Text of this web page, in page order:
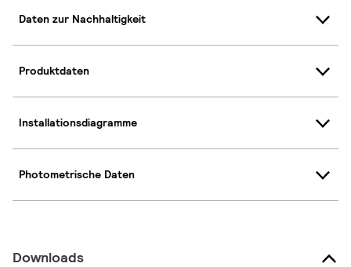
Daten zur Nachhaltigkeit
Produktdaten
Installationsdiagramme
Photometrische Daten
Downloads